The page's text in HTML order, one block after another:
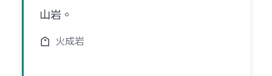
山岩。
火成岩